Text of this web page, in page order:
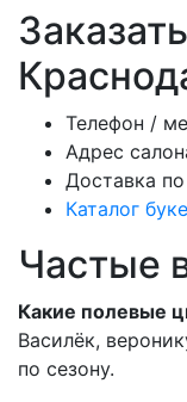
Телефон /
Адрес
Доставка
Каталог
Частые
Какие полевые
Василёк,
по сезону.